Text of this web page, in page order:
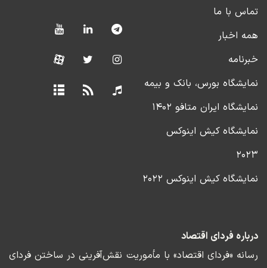
تماس با ما
همه اخبار
خبرنامه
نمایشگاه بورس، بانک و بیمه
نمایشگاه ایران متافو ۱۴۰۲
نمایشگاه کیش اینوکس
۲۰۲۳
نمایشگاه کیش اینوکس ۲۰۲۲
درباره فردای اقتصاد
رسانه «فردای اقتصاد» با مأموریت نقش‌آفرینی در ساختن فردای